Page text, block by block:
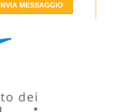
MESSAGGIO